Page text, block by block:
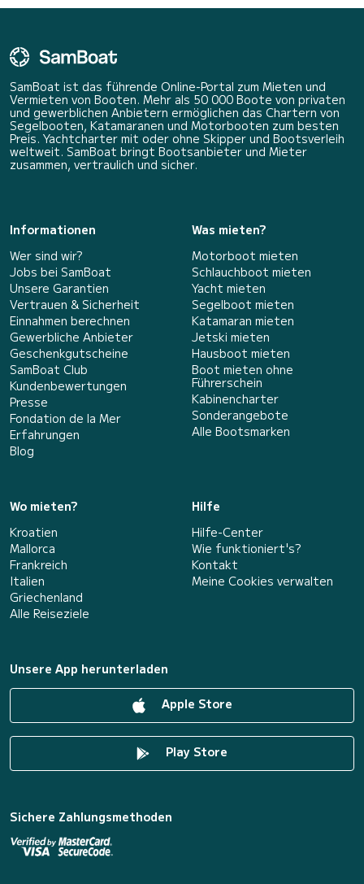
SamBoat ist das führende Online-Portal zum Mieten und
Vermieten von Booten. Mehr als 50 000 Boote von privaten
und gewerblichen Anbietern ermöglichen das Chartern von
Segelbooten, Katamaranen und Motorbooten zum besten
Preis. Yachtcharter mit oder ohne Skipper und Bootsverleih
weltweit. SamBoat bringt Bootsanbieter und Mieter
zusammen, vertraulich und sicher.
Informationen
Wer sind wir?
Jobs bei SamBoat
Unsere Garantien
Vertrauen & Sicherheit
Einnahmen berechnen
Gewerbliche Anbieter
Geschenkgutscheine
SamBoat Club
Kundenbewertungen
Presse
Fondation de la Mer
Erfahrungen
Blog
Was mieten?
Motorboot mieten
Schlauchboot mieten
Yacht mieten
Segelboot mieten
Katamaran mieten
Jetski mieten
Hausboot mieten
Boot mieten ohne
Führerschein
Kabinencharter
Sonderangebote
Alle Bootsmarken
Wo mieten?
Kroatien
Mallorca
Frankreich
Italien
Griechenland
Alle Reiseziele
Hilfe
Hilfe-Center
Wie funktioniert's?
Kontakt
Meine Cookies verwalten
Unsere App herunterladen
Apple Store
Play Store
Sichere Zahlungsmethoden